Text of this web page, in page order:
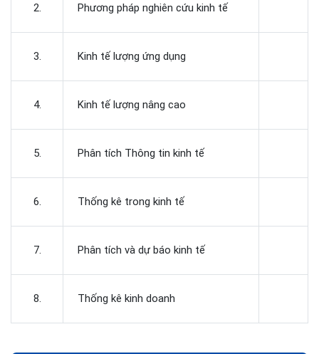
2. Phương pháp nghiên cứu kinh tế
3. Kinh tế lượng ứng dụng
4. Kinh tế lượng nâng cao
5. Phân tích Thông tin kinh tế
6. Thống kê trong kinh tế
7. Phân tích và dự báo kinh tế
8. Thống kê kinh doanh